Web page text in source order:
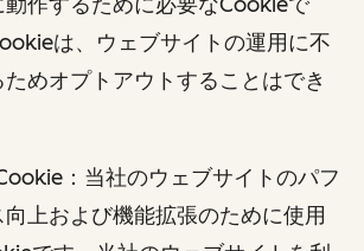
は、ウェブサイトの運用に不
めオプトアウトすることはでき
：当社のウェブサイトのパフ
向上および機能拡張のために使用